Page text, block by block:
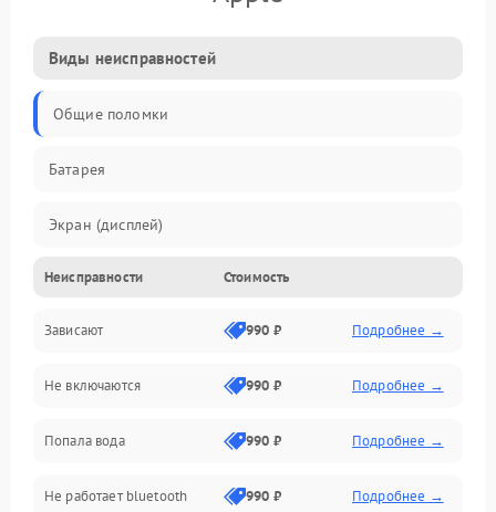
Виды неисправностей
Общие поломки
Батарея
Экран (дисплей)
Электропитание
Датчики
Связь
Дисплей
Разговор (микрофон, динамик)
Неисправности Стоимость
Зависают 990 ₽ Подробнее →
Не включаются 990 ₽ Подробнее →
Попала вода 990 ₽ Подробнее →
Не работает bluetooth 990 ₽ Подробнее →